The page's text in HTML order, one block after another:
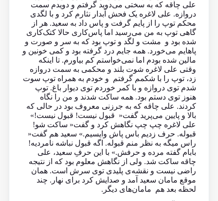
علی چاقه که به سختی می‌دوید گرفتم و دویدم سمت
دروازه. علی لاغره یک فحش آبدار نثارم کرد و با لگدی
محکم توپ را از پایم گرفت و پاس داد به سعید. هر از
گاهی توپ به من می‌رسید اما پاس‌کاری حالا کتک‌کاری
شده بود و مشت و لگد و توپ بود که به سر و صورت و
پاهایم می‌خورد. همه جایم درد گرفته بود و کمی خونین و
مالین شده بودم اما نمی‌خواستم کم بیاورم. تا اینکه
وقتی علی لاغره شوت بلند و محکمی به سمت دروازه
زد، توپ را با شکمم گرفتم و خودم به همراه توپ سوت
شدم توی دروازه و با کمر خوردم توی دیوار باغ. توپ
هنوز توی دستم بود. همه ساکت شدند و من را نگاه
کردند. علی چاقه که به جرزنی معروف بود در حالی که
بالا و پایین می‌پرید گفت« قبول نیست! قبول نیست!»
علی لاغره چپ چپ نگاهش کرد و گفت« ساکت شو!
قبوله. حرف زدیم باس پاش وایسیم.» سعید هم گفت«
راس میگه به نظر منم قبوله. اگه قبول نباشه نامردیه!
بابام گفته مرده و حرفش.»‌ با این حرفِ سعید، علی
چاقه ساکت شد. ولی از نگاهش معلوم بود که از نتیجه
راضی نیست و نقشه‌ی پلیدی توی سرش است. همان
موقع مامان سعید آمد و صدایش کرد برای نهار. چند
لحظه بعد هم مامان‌های دیگر.